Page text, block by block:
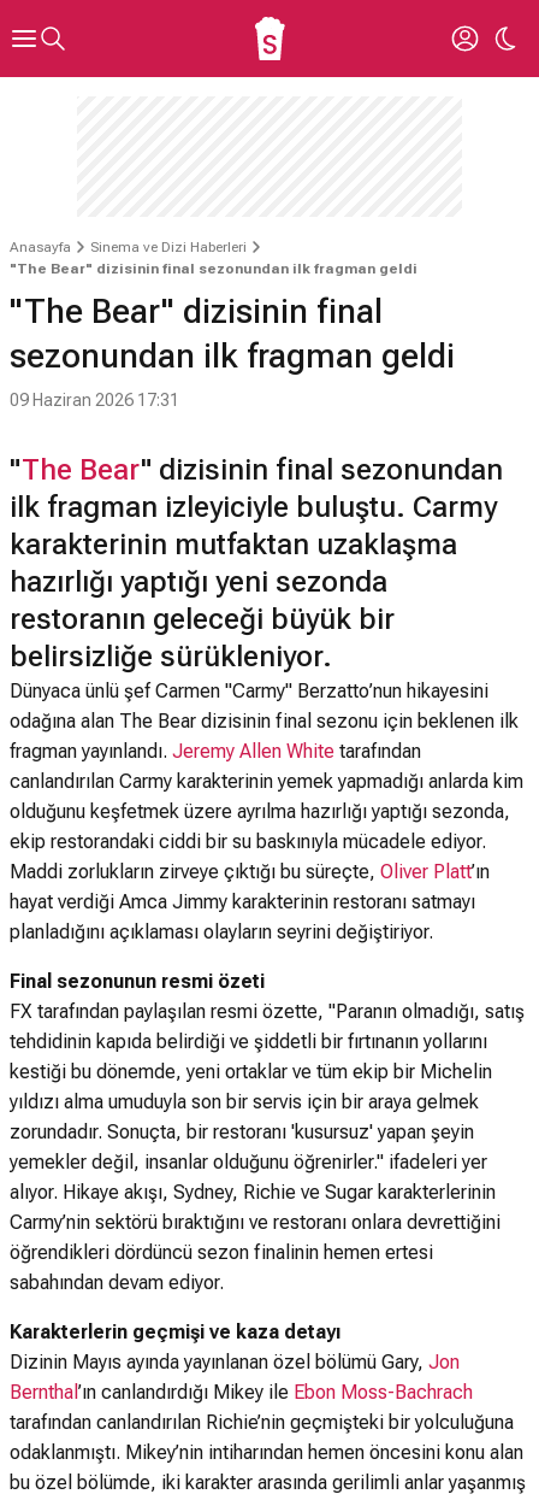
Anasayfa
Sinema ve Dizi Haberleri
"The Bear" dizisinin final sezonundan ilk fragman geldi
"The Bear" dizisinin final
sezonundan ilk fragman geldi
09 Haziran 2026 17:31
"The Bear" dizisinin final sezonundan
ilk fragman izleyiciyle buluştu. Carmy
karakterinin mutfaktan uzaklaşma
hazırlığı yaptığı yeni sezonda
restoranın geleceği büyük bir
belirsizliğe sürükleniyor.
Dünyaca ünlü şef Carmen "Carmy" Berzatto’nun hikayesini
odağına alan The Bear dizisinin final sezonu için beklenen ilk
fragman yayınlandı. Jeremy Allen White tarafından
canlandırılan Carmy karakterinin yemek yapmadığı anlarda kim
olduğunu keşfetmek üzere ayrılma hazırlığı yaptığı sezonda,
ekip restorandaki ciddi bir su baskınıyla mücadele ediyor.
Maddi zorlukların zirveye çıktığı bu süreçte, Oliver Platt’ın
hayat verdiği Amca Jimmy karakterinin restoranı satmayı
planladığını açıklaması olayların seyrini değiştiriyor.
Final sezonunun resmi özeti
FX tarafından paylaşılan resmi özette, "Paranın olmadığı, satış
tehdidinin kapıda belirdiği ve şiddetli bir fırtınanın yollarını
kestiği bu dönemde, yeni ortaklar ve tüm ekip bir Michelin
yıldızı alma umuduyla son bir servis için bir araya gelmek
zorundadır. Sonuçta, bir restoranı 'kusursuz' yapan şeyin
yemekler değil, insanlar olduğunu öğrenirler." ifadeleri yer
alıyor. Hikaye akışı, Sydney, Richie ve Sugar karakterlerinin
Carmy’nin sektörü bıraktığını ve restoranı onlara devrettiğini
öğrendikleri dördüncü sezon finalinin hemen ertesi
sabahından devam ediyor.
Karakterlerin geçmişi ve kaza detayı
Dizinin Mayıs ayında yayınlanan özel bölümü Gary, Jon
Bernthal ’ın canlandırdığı Mikey ile Ebon Moss-Bachrach
tarafından canlandırılan Richie’nin geçmişteki bir yolculuğuna
odaklanmıştı. Mikey’nin intiharından hemen öncesini konu alan
bu özel bölümde, iki karakter arasında gerilimli anlar yaşanmış